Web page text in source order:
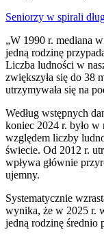
Seniorzy w spirali
„W 1990 r. mediana
jedną rodzinę
Liczba ludności w
zwiększyła się do 38
utrzymywała się na
Według wstępnych
koniec 2024 r. było
względem liczby
świecie. Od 2012 r.
wpływa głównie
ujemny.
Systematycznie
wynika, że w 2025 r.
jedną rodzinę średnio